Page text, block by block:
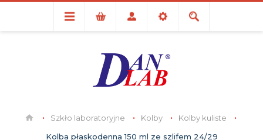
Szkło laboratoryjne Kolby
Kolby kuliste
Kolba płaskodenna 150 ml ze szlifem 24/29